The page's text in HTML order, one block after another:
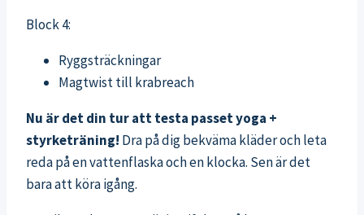
Block 4:
Ryggsträckningar
Magtwist till krabreach
Nu är det din tur att testa passet yoga +
styrketräning! Dra på dig bekväma kläder och leta
reda på en vattenflaska och en klocka. Sen är det
bara att köra igång.